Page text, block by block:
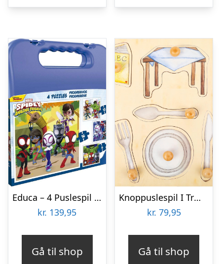
kr. 109,95.
kr.
Educa – 4 Puslespil I Kuffert – 6-9-12-16 Brikker – Spidey & His Amazing Friends
kr. 139,95
Gå til shop
Knoppuslespil I Træ – Hverdags Ting – 10 Brikker – Small Foot
kr. 79,95
Gå til shop